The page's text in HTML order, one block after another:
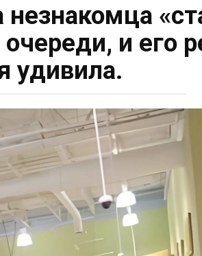
незнакомца
и его
удивила.